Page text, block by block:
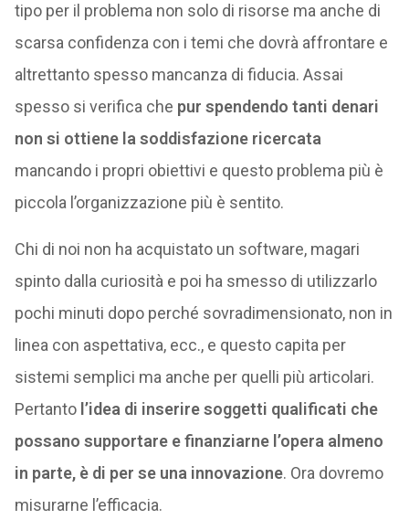
tipo per il problema non solo di risorse ma anche di
scarsa confidenza con i temi che dovrà affrontare e
altrettanto spesso mancanza di fiducia. Assai
spesso si verifica che pur spendendo tanti denari
non si ottiene la soddisfazione ricercata
mancando i propri obiettivi e questo problema più è
piccola l’organizzazione più è sentito.
Chi di noi non ha acquistato un software, magari
spinto dalla curiosità e poi ha smesso di utilizzarlo
pochi minuti dopo perché sovradimensionato, non in
linea con aspettativa, ecc., e questo capita per
sistemi semplici ma anche per quelli più articolari.
Pertanto l’idea di inserire soggetti qualificati che
possano supportare e finanziarne l’opera almeno
in parte, è di per se una innovazione. Ora dovremo
misurarne l’efficacia.